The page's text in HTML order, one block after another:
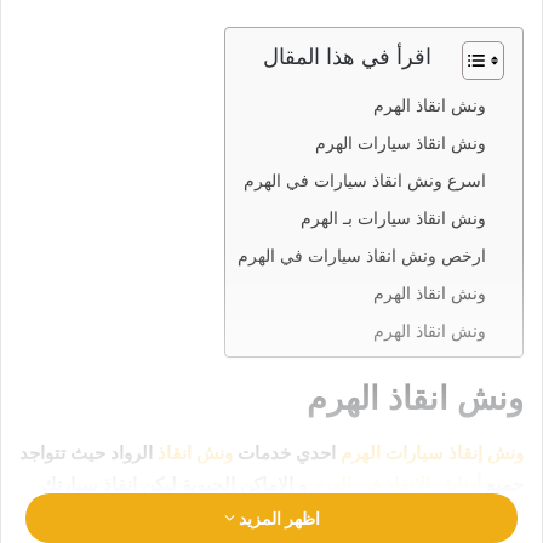
اقرأ في هذا المقال
ونش انقاذ الهرم
ونش انقاذ سيارات الهرم
اسرع ونش انقاذ سيارات في الهرم
ونش انقاذ سيارات بـ الهرم
ارخص ونش انقاذ سيارات في الهرم
ونش انقاذ الهرم
ونش انقاذ الهرم
ونش انقاذ الهرم
ونش إنقاذ سيارات الهرم احدي خدمات ونش انقاذ الرواد حيث تتواجد
في امان تام وراحة
رقم ونش انقاذ الهرم
اظهر المزيد